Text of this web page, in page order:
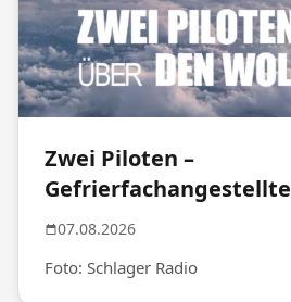
Zwei Piloten –
Gefrierfachangestellte
07.08.2026
Foto: Schlager Radio